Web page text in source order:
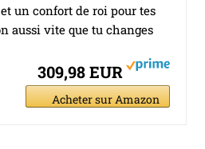
un confort de roi pour tes
aussi vite que tu changes
309,98 EUR
Acheter sur Amazon